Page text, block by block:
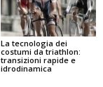
La tecnologia dei
costumi da triathlon:
transizioni rapide e
idrodinamica